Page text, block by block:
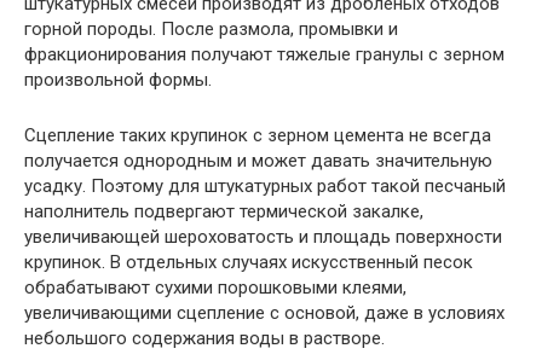
горной породы. После размола, промывки и
фракционирования получают тяжелые гранулы с зерном
произвольной формы.
Сцепление таких крупинок с зерном цемента не всегда
получается однородным и может давать значительную
усадку. Поэтому для штукатурных работ такой песчаный
наполнитель подвергают термической закалке,
увеличивающей шероховатость и площадь поверхности
крупинок. В отдельных случаях искусственный песок
обрабатывают сухими порошковыми клеями,
увеличивающими сцепление с основой, даже в условиях
небольшого содержания воды в растворе.